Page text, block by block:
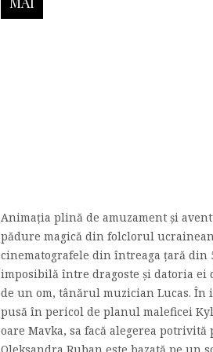
Animația plină de amuzament și
pădure magică din folclorul
cinematografele din întreaga țară din
imposibilă între dragoste și datoria ei
de un om, tânărul muzician Lucas. În
pusă în pericol de planul maleficei
oare Mavka, sa facă alegerea